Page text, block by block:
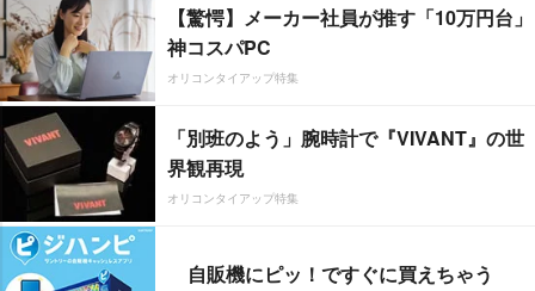
【驚愕】メーカー社員が推す「10万円台」
神コスパPC
オリコンタイアップ特集
「別班のよう」腕時計で『VIVANT』の世
界観再現
オリコンタイアップ特集
自販機にピッ！ですぐに買えちゃう